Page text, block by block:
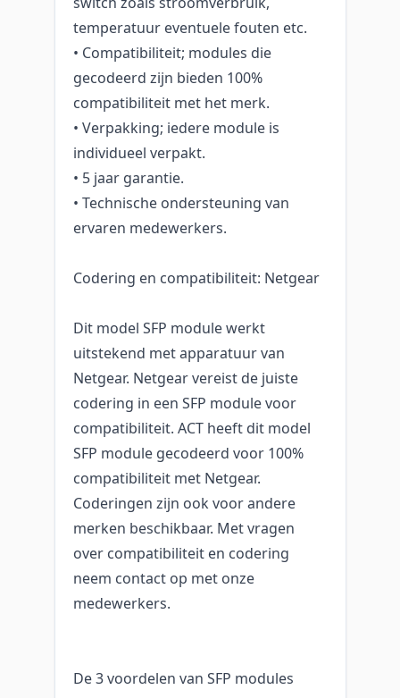
temperatuur eventuele fouten etc.
• Compatibiliteit; modules die
gecodeerd zijn bieden 100%
compatibiliteit met het merk.
• Verpakking; iedere module is
individueel verpakt.
• 5 jaar garantie.
• Technische ondersteuning van
ervaren medewerkers.
Codering en compatibiliteit: Netgear
Dit model SFP module werkt
uitstekend met apparatuur van
Netgear. Netgear vereist de juiste
codering in een SFP module voor
compatibiliteit. ACT heeft dit model
SFP module gecodeerd voor 100%
compatibiliteit met Netgear.
Coderingen zijn ook voor andere
merken beschikbaar. Met vragen
over compatibiliteit en codering
neem contact op met onze
medewerkers.
De 3 voordelen van SFP modules